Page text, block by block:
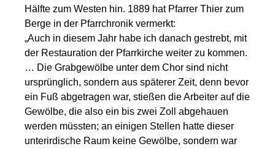
Hälfte zum Westen hin. 1889 hat Pfarrer Thier zum
Berge in der Pfarrchronik vermerkt:
„Auch in diesem Jahr habe ich danach gestrebt, mit
der Restauration der Pfarrkirche weiter zu kommen.
… Die Grabgewölbe unter dem Chor sind nicht
ursprünglich, sondern aus späterer Zeit, denn bevor
ein Fuß abgetragen war, stießen die Arbeiter auf die
Gewölbe, die also ein bis zwei Zoll abgehauen
werden müssten; an einigen Stellen hatte dieser
unterirdische Raum keine Gewölbe, sondern war